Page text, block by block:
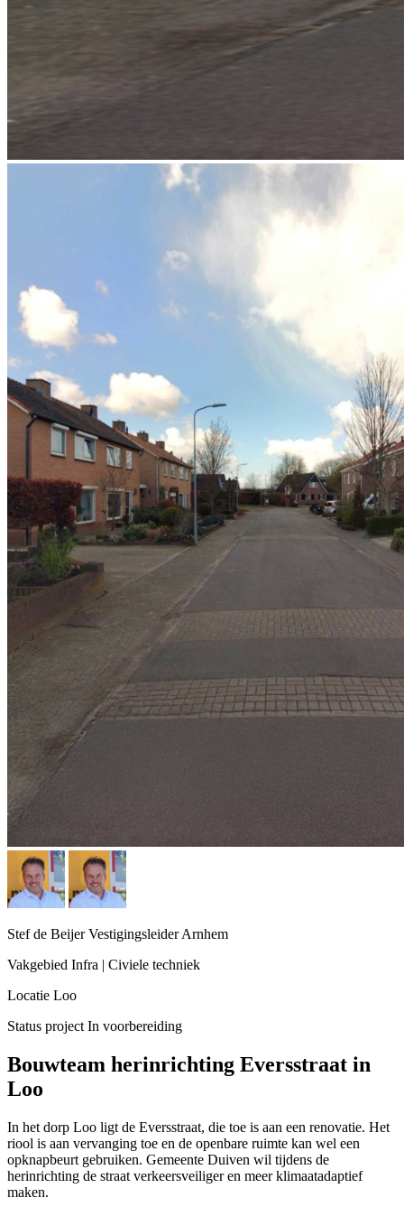
Stef de BeijerVestigingsleider Arnhem
Vakgebied Infra | Civiele techniek
Locatie Loo
Status project In voorbereiding
Bouwteam herinrichting Eversstraat in
Loo
In het dorp Loo ligt de Eversstraat, die toe is aan een renovatie. Het
riool is aan vervanging toe en de openbare ruimte kan wel een
opknapbeurt gebruiken. Gemeente Duiven wil tijdens de
herinrichting de straat verkeersveiliger en meer klimaatadaptief
maken.